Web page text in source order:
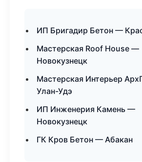
ИП Бригадир Бетон —
Мастерская Roof House —
Новокузнецк
Мастерская Интерьер
Улан-Удэ
ИП Инженерия Камень —
Новокузнецк
ГК Кров Бетон — Абакан